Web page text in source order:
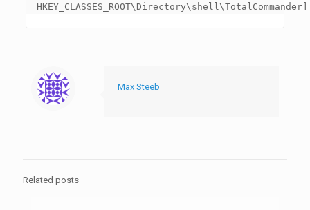
HKEY_CLASSES_ROOT\Directory\shell\TotalCommander]
Max Steeb
Related posts